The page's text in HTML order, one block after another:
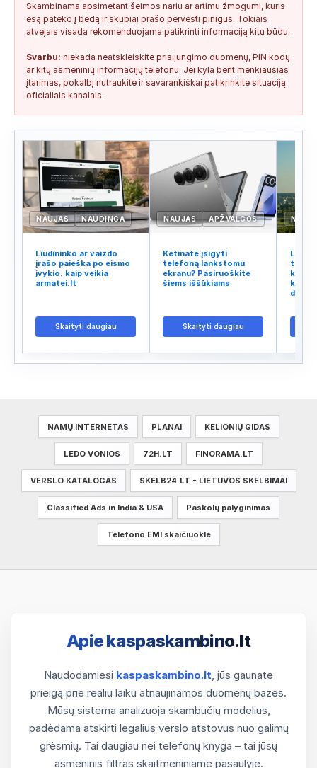
Skambinama apsimetant šeimos nariu ar artimu žmogumi, kuris
esą pateko į bėdą ir skubiai prašo pervesti pinigus. Tokiais
atvejais visada rekomenduojama patikrinti informaciją kitu būdu.
Svarbu: niekada neatskleiskite prisijungimo duomenų, PIN kodų
ar kitų asmeninių informacijų telefonu. Jei kyla bent menkiausias
įtarimas, pokalbį nutraukite ir savarankiškai patikrinkite situaciją
oficialiais kanalais.
NAUJAS NAUDINGA
Liudininko ar vaizdo
įrašo paieška po eismo
įvykio: kaip veikia
armatei.lt
Skaityti daugiau
NAUJAS APŽVALGOS
Ketinate įsigyti
telefoną lankstomu
ekranu? Pasiruoškite
šiems iššūkiams
Skaityti daugiau
tinklo
kodėl
kalba
NAMŲ INTERNETAS PLANAI KELIONIŲ GIDAS
LEDO VONIOS 72H.LT FINORAMA.LT
VERSLO KATALOGAS SKELB24.LT - LIETUVOS SKELBIMAI
Classified Ads in India & USA Paskolų palyginimas
Telefono EMI skaičiuoklė
Apie kaspaskambino.lt
Naudodamiesi kaspaskambino.lt, jūs gaunate
prieigą prie realiu laiku atnaujinamos duomenų bazės.
Mūsų sistema analizuoja skambučių modelius,
padėdama atskirti legalius verslo atstovus nuo galimų
grėsmių. Tai daugiau nei telefonų knyga – tai jūsų
asmeninis filtras skaitmeniniame pasaulyje.